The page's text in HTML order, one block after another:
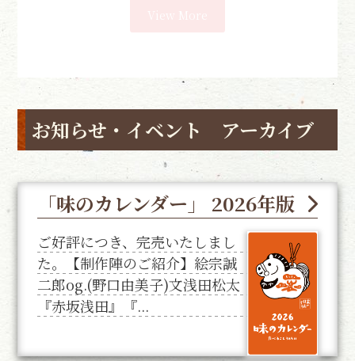
お知らせ・イベント アーカイブ
「味のカレンダー」 2026年版
ご好評につき、完売いたしまし
た。【制作陣のご紹介】絵宗誠
二郎og.(野口由美子)文浅田松太
『赤坂浅田』『...